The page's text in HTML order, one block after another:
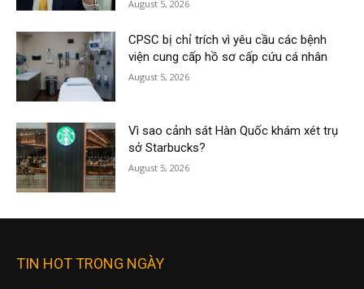
August 5, 2026
CPSC bị chỉ trích vì yêu cầu các bệnh
viện cung cấp hồ sơ cấp cứu cá nhân
August 5, 2026
Vì sao cảnh sát Hàn Quốc khám xét trụ
sở Starbucks?
August 5, 2026
TIN HOT TRONG NGÀY